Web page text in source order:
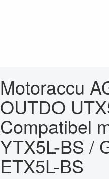
Motoraccu
OUTDO
Compatibel
YTX5L-BS /
ETX5L-BS